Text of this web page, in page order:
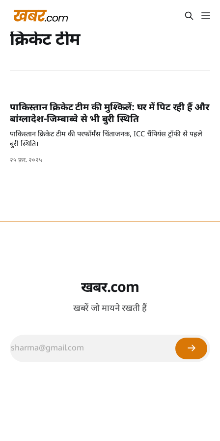
क्रिकेट टीम
पाकिस्तान क्रिकेट टीम की मुश्किलें: घर में पिट रही हैं और
बांग्लादेश-जिम्बाब्वे से भी बुरी स्थिति
पाकिस्तान क्रिकेट टीम की परफॉर्मंस चिंताजनक, ICC चैंपियंस ट्रॉफी से पहले
बुरी स्थिति।
२५ फ़र. २०२५
खबर.com
खबरें जो मायने रखती हैं